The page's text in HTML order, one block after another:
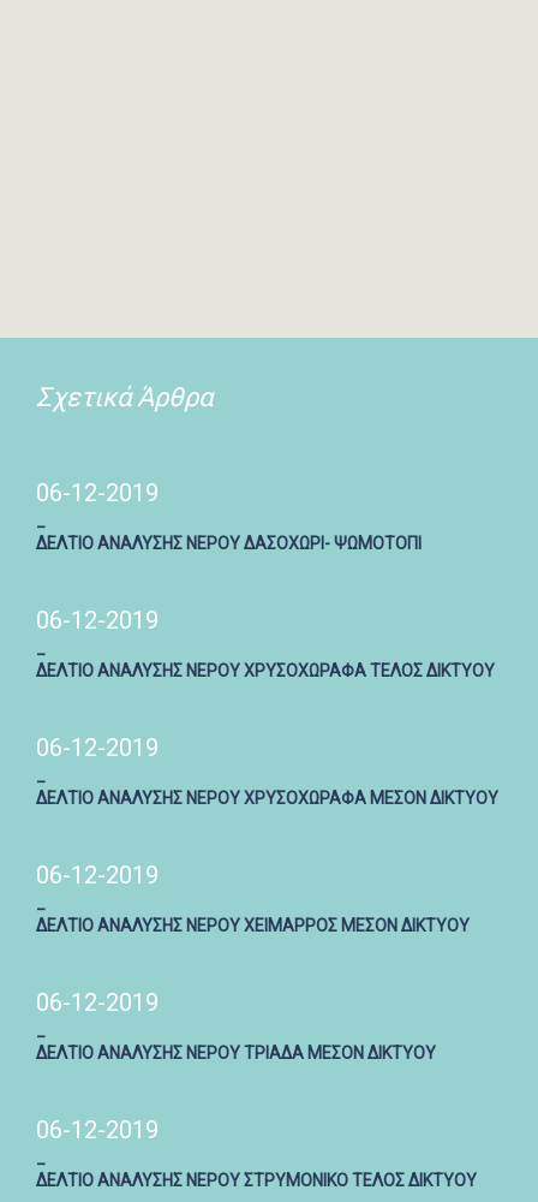
Σχετικά Άρθρα
06-12-2019
ΔΕΛΤΙΟ ΑΝΑΛΥΣΗΣ ΝΕΡΟΥ ΔΑΣΟΧΩΡΙ- ΨΩΜΟΤΟΠΙ
06-12-2019
ΔΕΛΤΙΟ ΑΝΑΛΥΣΗΣ ΝΕΡΟΥ ΧΡΥΣΟΧΩΡΑΦΑ ΤΕΛΟΣ ΔΙΚΤΥΟΥ
06-12-2019
ΔΕΛΤΙΟ ΑΝΑΛΥΣΗΣ ΝΕΡΟΥ ΧΡΥΣΟΧΩΡΑΦΑ ΜΕΣΟΝ ΔΙΚΤΥΟΥ
06-12-2019
ΔΕΛΤΙΟ ΑΝΑΛΥΣΗΣ ΝΕΡΟΥ ΧΕΙΜΑΡΡΟΣ ΜΕΣΟΝ ΔΙΚΤΥΟΥ
06-12-2019
ΔΕΛΤΙΟ ΑΝΑΛΥΣΗΣ ΝΕΡΟΥ ΤΡΙΑΔΑ ΜΕΣΟΝ ΔΙΚΤΥΟΥ
06-12-2019
ΔΕΛΤΙΟ ΑΝΑΛΥΣΗΣ ΝΕΡΟΥ ΣΤΡΥΜΟΝΙΚΟ ΤΕΛΟΣ ΔΙΚΤΥΟΥ